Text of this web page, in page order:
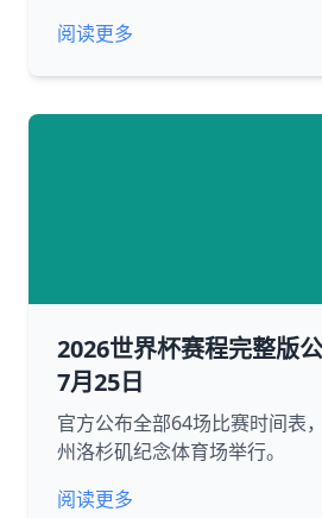
阅读更多
2026世界杯赛程完整版
7月25日
官方公布全部64场比赛时间表
州洛杉矶纪念体育场举行。
阅读更多